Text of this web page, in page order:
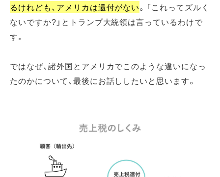
るけれども、アメリカは還付がない。「これってズルく
ないですか?」とトランプ大統領は言っているわけで
す。
ではなぜ、諸外国とアメリカでこのような違いになっ
たのかについて、最後にお話ししたいと思います。